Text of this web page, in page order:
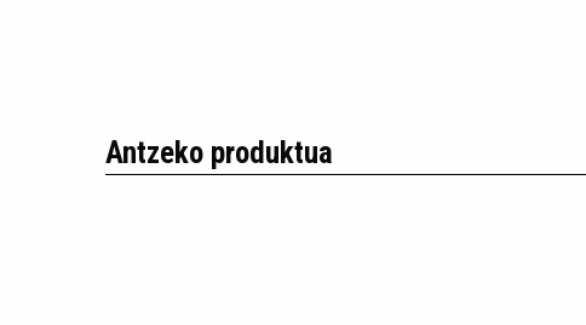
Antzeko produktua